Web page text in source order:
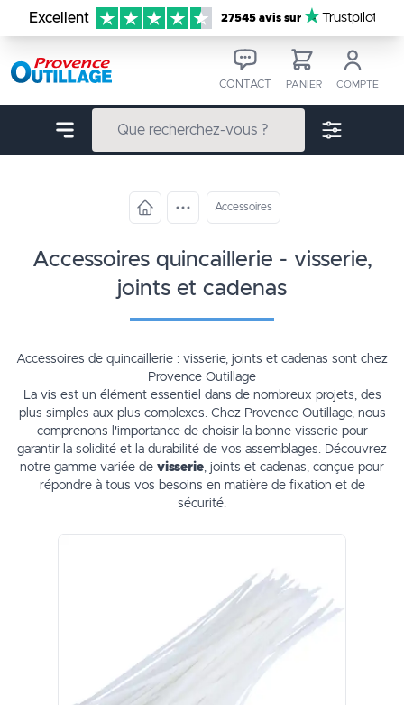
Aller au contenu
Excellent 27545 avis sur Trustpilot
CONTACT PANIER COMPTE
Accessoires
accessoires quincaillerie - visserie,
joints et cadenas
Accessoires de quincaillerie : visserie, joints et cadenas sont chez
Provence Outillage
La vis est un élément essentiel dans de nombreux projets, des
plus simples aux plus complexes. Chez Provence Outillage, nous
comprenons l'importance de choisir la bonne visserie pour
garantir la solidité et la durabilité de vos assemblages. Découvrez
notre gamme variée de visserie, joints et cadenas, conçue pour
répondre à tous vos besoins en matière de fixation et de
sécurité.